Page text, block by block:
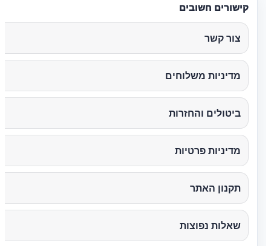
קישורים חשובים
צור קשר
מדיניות משלוחים
ביטולים והחזרות
מדיניות פרטיות
תקנון האתר
שאלות נפוצות